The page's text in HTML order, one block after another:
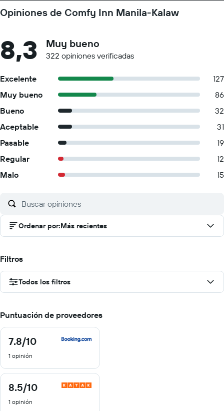
Opiniones de Comfy Inn Manila-Kalaw
8,3 Muy bueno
322 opiniones verificadas
Excelente
127
Muy bueno
86
Bueno
32
Aceptable
31
Pasable
19
Regular
12
Malo
15
Ordenar por:Más recientes
Filtros
Todos los filtros
Puntuación de proveedores
7.8/10
7.8
10
1 opinión
8.5/10
8.5
10
1 opinión